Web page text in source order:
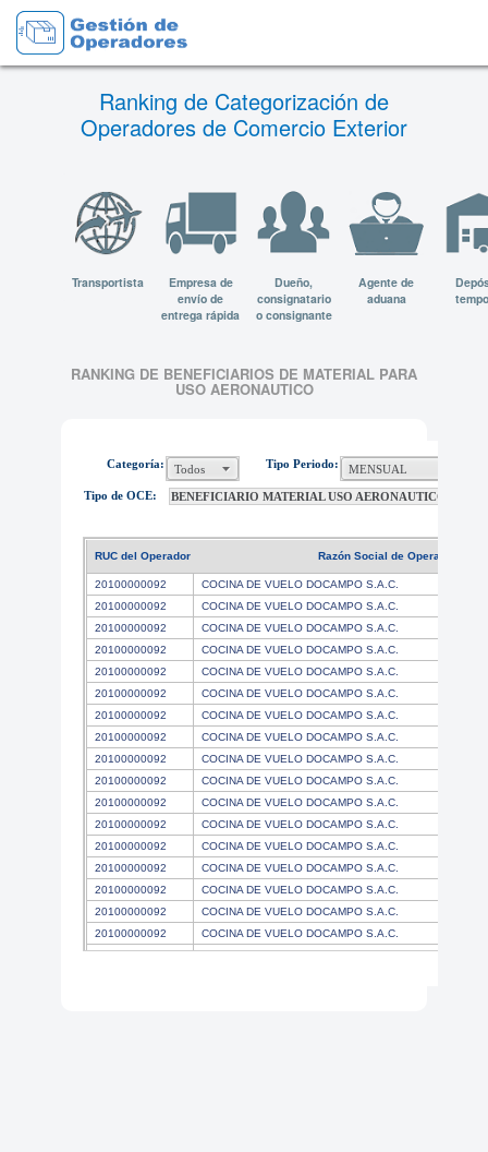
Ranking de Categorización de
Operadores de Comercio Exterior
Transportista
Empresa de
envío de
entrega rápida
Dueño,
consignatario
o consignante
Agente de
aduana
RANKING DE BENEFICIARIOS DE MATERIAL PARA
USO AERONAUTICO